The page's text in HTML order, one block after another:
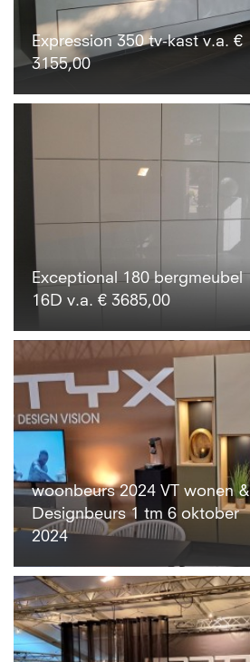
Expression 350 tv-kast v.a. €
3155,00
Exceptional 180 bergmeubel
16D v.a. € 3685,00
woonbeurs 2024 VT wonen &
Designbeurs 1 tm 6 oktober
2024